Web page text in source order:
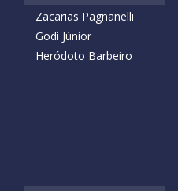
Zacarias Pagnanelli
Godi Júnior
Heródoto Barbeiro